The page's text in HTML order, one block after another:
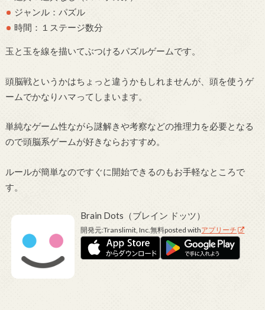
ジャンル：パズル
時間：１ステージ数分
玉と玉を線を描いてぶつけるパズルゲームです。
頭脳戦というかはちょっと違うかもしれませんが、頭を使うゲ
ームでかなりハマってしまいます。
単純なゲーム性ながら謎解きや考察などの推理力を必要となる
ので頭脳系ゲームが好きならおすすめ。
ルールが簡単なのですぐに開始できるのもお手軽なところで
す。
Brain Dots（ブレイン ドッツ）
開発元:Translimit, Inc.無料posted withアプリーチ